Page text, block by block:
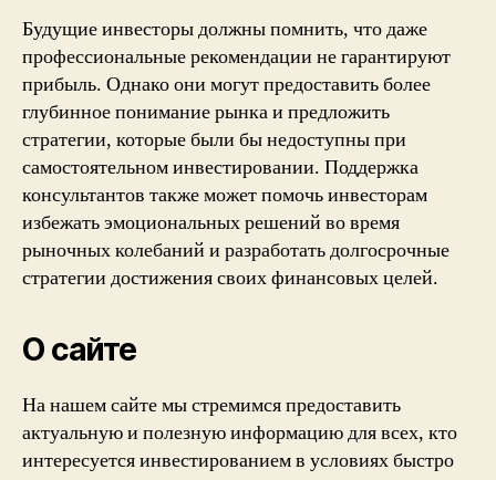
Будущие инвесторы должны помнить, что даже
профессиональные рекомендации не гарантируют
прибыль. Однако они могут предоставить более
глубинное понимание рынка и предложить
стратегии, которые были бы недоступны при
самостоятельном инвестировании. Поддержка
консультантов также может помочь инвесторам
избежать эмоциональных решений во время
рыночных колебаний и разработать долгосрочные
стратегии достижения своих финансовых целей.
О сайте
На нашем сайте мы стремимся предоставить
актуальную и полезную информацию для всех, кто
интересуется инвестированием в условиях быстро